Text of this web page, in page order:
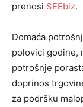
prenosi SEEbiz.
Domaća
polovici godine,
potrošnje
doprinos
za podršku